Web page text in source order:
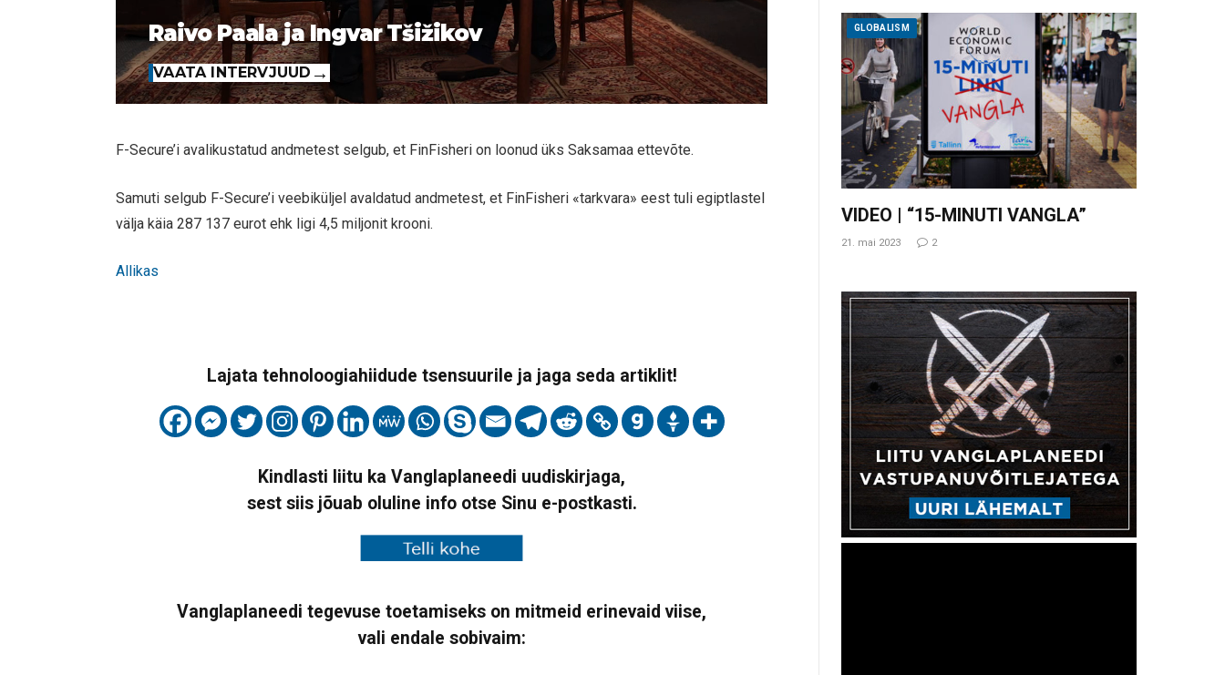
Raivo Paala ja Ingvar Tšižikov
VAATA INTERVJUUD
F-Secure’i avalikustatud andmetest selgub, et FinFisheri on loonud üks Saksamaa ettevõte.
Samuti selgub F-Secure’i veebiküljel avaldatud andmetest, et FinFisheri «tarkvara» eest tuli egiptlastel
välja käia 287 137 eurot ehk ligi 4,5 miljonit krooni.
Allikas
Lajata tehnoloogiahiidude tsensuurile ja jaga seda artiklit!
Kindlasti liitu ka Vanglaplaneedi uudiskirjaga,
sest siis jõuab oluline info otse Sinu e-postkasti.
Vanglaplaneedi tegevuse toetamiseks on mitmeid erinevaid viise,
vali endale sobivaim:
GLOBALISM
VIDEO | “15-MINUTI VANGLA”
21. mai 2023 2